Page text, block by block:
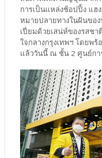
การเป็นแหล่งช้อปปิ้ง แฮ
หมายปลายทางในฝันขอ
เปี่ยมด้วยเสน่ห์ของรสช
ใจกลางกรุงเทพฯ โดยพ
แล้ววันนี้ ณ ชั้น 2 ศูนย์กา